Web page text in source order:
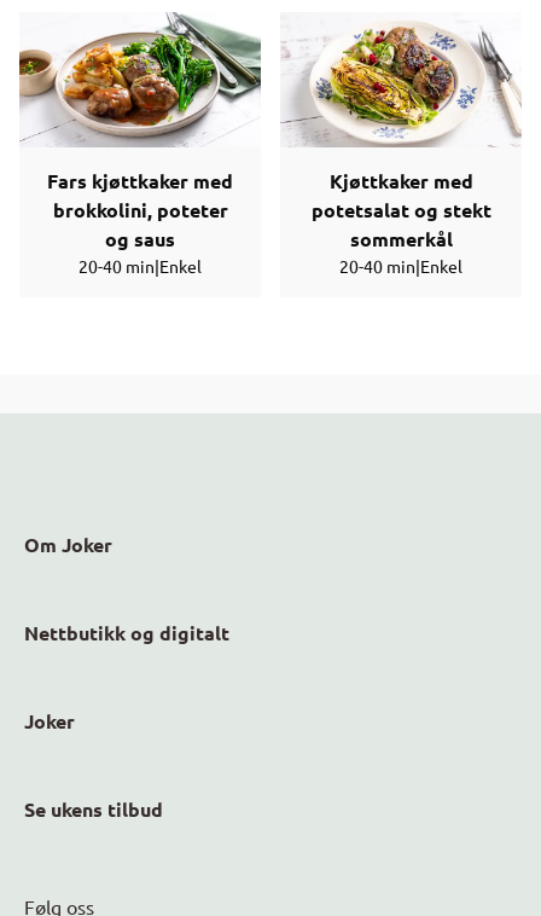
Fars kjøttkaker med
brokkolini, poteter
og saus
20-40 min|Enkel
Kjøttkaker med
potetsalat og stekt
sommerkål
20-40 min|Enkel
Om Joker
Nettbutikk og digitalt
Joker
Se ukens tilbud
Følg oss